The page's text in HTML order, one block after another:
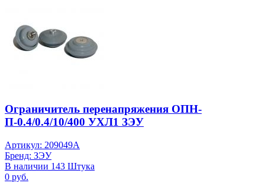
Ограничитель перенапряжения ОПН-
П-0.4/0.4/10/400 УХЛ1 ЗЭУ
Артикул: 209049А
Бренд: ЗЭУ
В наличии 143 Штука
0 руб.